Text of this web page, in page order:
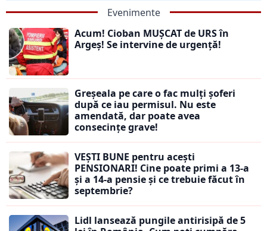
Evenimente
Acum! Cioban MUȘCAT de URS în
Argeș! Se intervine de urgență!
Greșeala pe care o fac mulți șoferi
după ce iau permisul. Nu este
amendată, dar poate avea
consecințe grave!
VEȘTI BUNE pentru acești
PENSIONARI! Cine poate primi a 13-a
și a 14-a pensie și ce trebuie făcut în
septembrie?
Lidl lansează pungile antirisipă de 5